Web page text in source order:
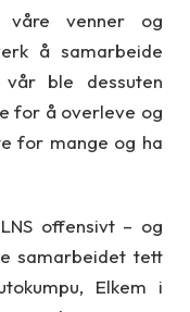
venner og
å samarbeide
vår ble dessuten
for å overleve og
for mange og ha
offensivt – og
samarbeidet tett
Elkem i